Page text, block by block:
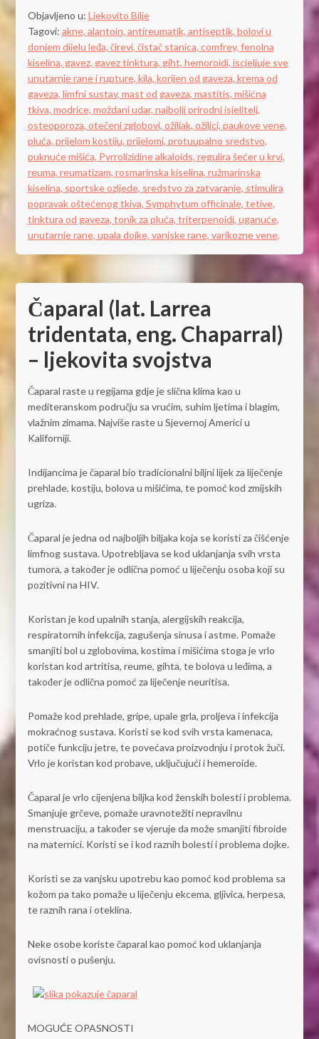
Objavljeno u: Ljekovito Bilje
Tagovi: akne, alantoin, antireumatik, antiseptik, bolovi u
donjem dijelu leđa, čirevi, čistač stanica, comfrey, fenolna
kiselina, gavez, gavez tinktura, giht, hemoroidi, iscjeljuje sve
unutarnje rane i rupture, kila, korijen od gaveza, krema od
gaveza, limfni sustav, mast od gaveza, mastitis, mišićna
tkiva, modrice, moždani udar, najbolji prirodni isjelitelj,
osteoporoza, otečeni zglobovi, ožiljak, ožiljci, paukove vene,
pluća, prijelom kostiju, prijelomi, protuupalno sredstvo,
puknuće mišića, Pyrrolizidine alkaloids, regulira šećer u krvi,
reuma, reumatizam, rosmarinska kiselina, ružmarinska
kiselina, sportske ozljede, sredstvo za zatvaranje, stimulira
popravak oštećenog tkiva, Symphytum officinale, tetive,
tinktura od gaveza, tonik za pluća, triterpenoidi, uganuće,
unutarnje rane, upala dojke, vanjske rane, varikozne vene,
Čaparal (lat. Larrea
tridentata, eng. Chaparral)
– ljekovita svojstva
Čaparal raste u regijama gdje je slična klima kao u
mediteranskom području sa vrućim, suhim ljetima i blagim,
vlažnim zimama. Najviše raste u Sjevernoj Americi u
Kaliforniji.
Indijancima je čaparal bio tradicionalni biljni lijek za liječenje
prehlade, kostiju, bolova u mišićima, te pomoć kod zmijskih
ugriza.
Čaparal je jedna od najboljih biljaka koja se koristi za čišćenje
limfnog sustava. Upotrebljava se kod uklanjanja svih vrsta
tumora, a također je odlična pomoć u liječenju osoba koji su
pozitivni na HIV.
Koristan je kod upalnih stanja, alergijskih reakcija,
respiratornih infekcija, zagušenja sinusa i astme. Pomaže
smanjiti bol u zglobovima, kostima i mišićima stoga je vrlo
koristan kod artritisa, reume, gihta, te bolova u leđima, a
također je odlična pomoć za liječenje neuritisa.
Pomaže kod prehlade, gripe, upale grla, proljeva i infekcija
mokraćnog sustava. Koristi se kod svih vrsta kamenaca,
potiče funkciju jetre, te povećava proizvodnju i protok žuči.
Vrlo je koristan kod probave, uključujući i hemeroide.
Čaparal je vrlo cijenjena biljka kod ženskih bolesti i problema.
Smanjuje grčeve, pomaže uravnotežiti nepravilnu
menstruaciju, a također se vjeruje da može smanjiti fibroide
na maternici. Koristi se i kod raznih bolesti i problema dojke.
Koristi se za vanjsku upotrebu kao pomoć kod problema sa
kožom pa tako pomaže u liječenju ekcema, gljivica, herpesa,
te raznih rana i oteklina.
Neke osobe koriste čaparal kao pomoć kod uklanjanja
ovisnosti o pušenju.
MOGUĆE OPASNOSTI